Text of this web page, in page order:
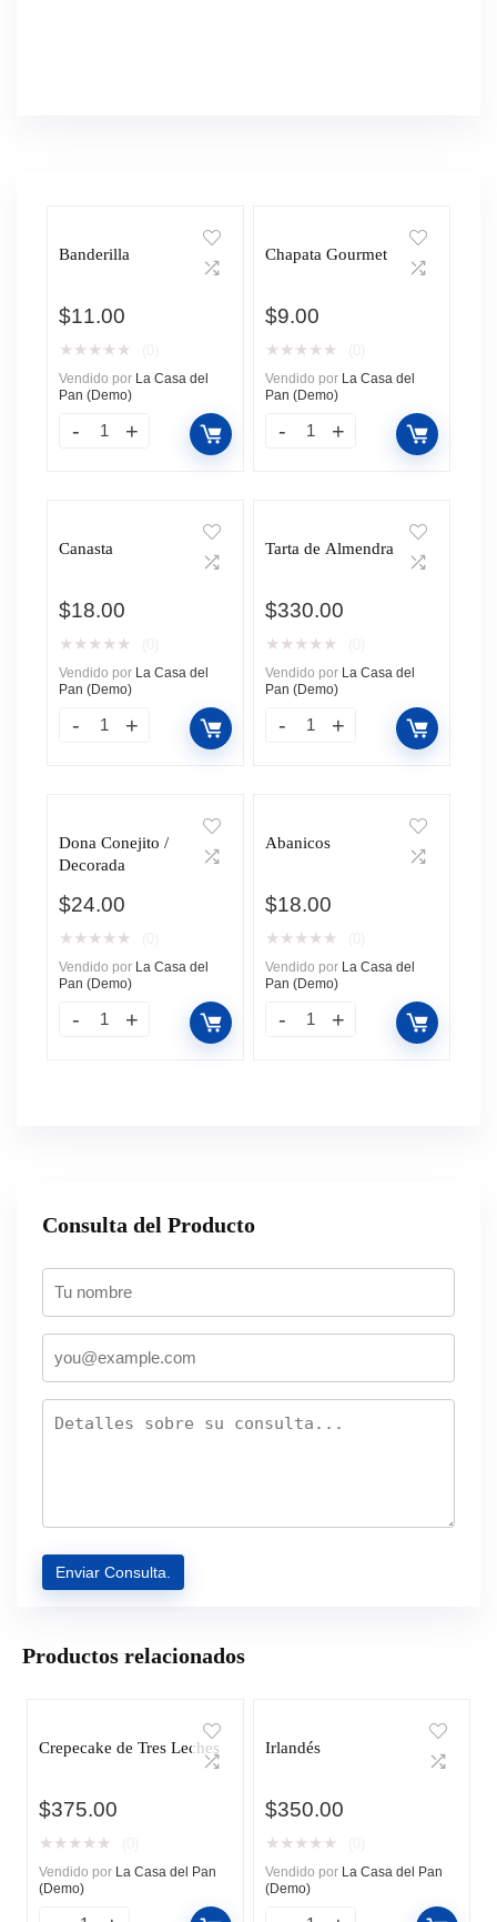
Banderilla
$11.00
★ ★ ★ ★ ★
Vendido por La Casa del
Pan (Demo)
Chapata Gourmet
$9.00
★ ★ ★ ★ ★
Vendido por La Casa del
Pan (Demo)
Canasta
$18.00
★ ★ ★ ★ ★
Vendido por La Casa del
Pan (Demo)
Tarta de Almendra
$330.00
★ ★ ★ ★ ★
Vendido por La Casa del
Pan (Demo)
Dona Conejito /
Decorada
$24.00
★ ★ ★ ★ ★
Vendido por La Casa del
Pan (Demo)
Abanicos
$18.00
★ ★ ★ ★ ★
Vendido por La Casa del
Pan (Demo)
Consulta del Producto
Productos relacionados
Crepecake de Tres Leches
$375.00
★ ★ ★ ★ ★
Vendido por La Casa del Pan
(Demo)
Irlandés
$350.00
★ ★ ★ ★ ★
Vendido por La Casa del Pan
(Demo)